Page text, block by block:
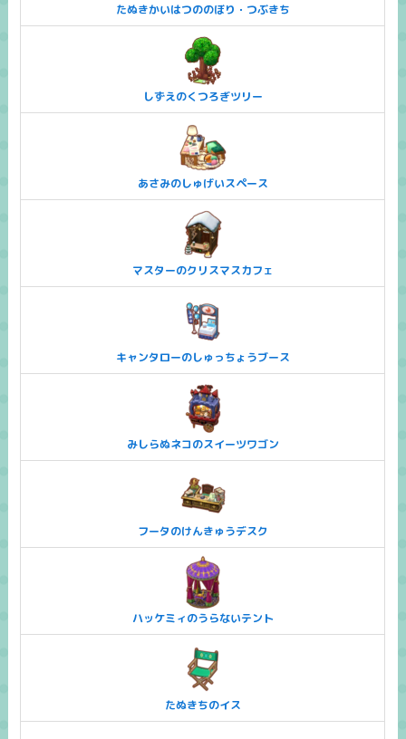
たぬきかいはつののぼり・つぶきち
しずえのくつろぎツリー
あさみのしゅげいスペース
マスターのクリスマスカフェ
キャンタローのしゅっちょうブース
みしらぬネコのスイーツワゴン
フータのけんきゅうデスク
ハッケミィのうらないテント
たぬきちのイス